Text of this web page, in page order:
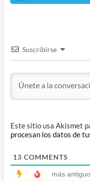
Suscribirse
Este sitio usa Akismet
procesan los datos de
13 COMMENTS
más